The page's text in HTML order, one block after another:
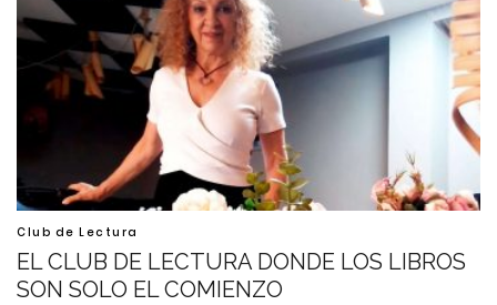
Club de Lectura
EL CLUB DE LECTURA DONDE LOS LIBROS
SON SOLO EL COMIENZO